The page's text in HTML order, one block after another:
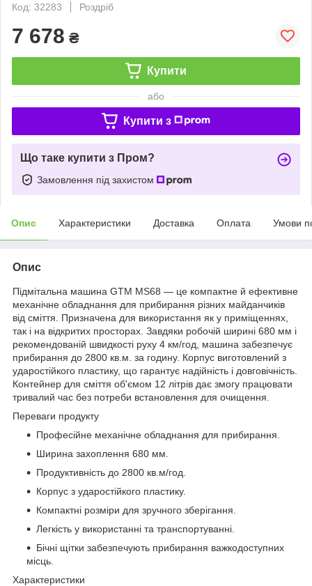
Код: 32283
Роздріб
7 678 ₴
Купити
або
Купити з
Що таке купити з Пром?
Замовлення під захистом
Опис Характеристики Доставка Оплата Умови
Опис
Підмітальна машина GTM MS68 — це компактне й ефективне
механічне обладнання для прибирання різних майданчиків
від сміття. Призначена для використання як у приміщеннях,
так і на відкритих просторах. Завдяки робочій ширині 680 мм і
рекомендованій швидкості руху 4 км/год, машина забезпечує
прибирання до 2800 кв.м. за годину. Корпус виготовлений з
ударостійкого пластику, що гарантує надійність і довговічність.
Контейнер для сміття об'ємом 12 літрів дає змогу працювати
тривалий час без потреби встановлення для очищення.
Переваги продукту
Професійне механічне обладнання для прибирання.
Ширина захоплення 680 мм.
Продуктивність до 2800 кв.м/год.
Корпус з ударостійкого пластику.
Компактні розміри для зручного зберігання.
Легкість у використанні та транспортуванні.
Бічні щітки забезпечують прибирання важкодоступних
місць.
Характеристики